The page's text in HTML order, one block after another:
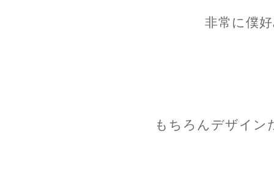
非常に僕
もちろんデザイン